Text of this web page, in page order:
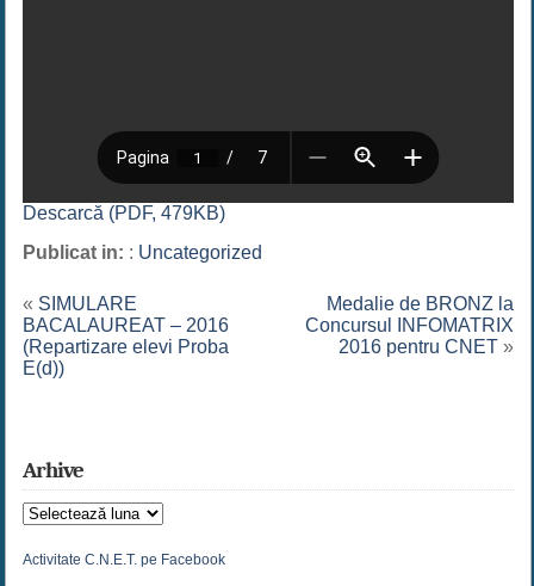
Descarcă (PDF, 479KB)
Publicat in: : Uncategorized
« SIMULARE
BACALAUREAT – 2016
(Repartizare elevi Proba
E(d))
Medalie de BRONZ la
Concursul INFOMATRIX
2016 pentru CNET »
Arhive
Arhive
Activitate C.N.E.T. pe Facebook